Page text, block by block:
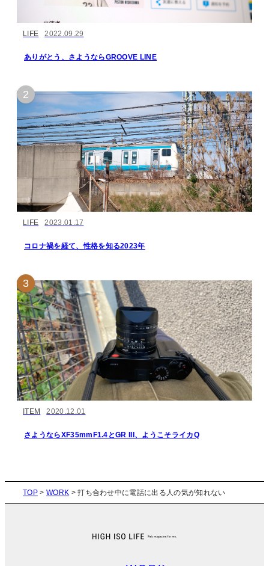
LIFE 2022.09.29
ありがとう、さようならGROOVE LINE
LIFE 2023.01.17
コロナ禍を経て、性格を知る2023年
ITEM 2020.12.01
さようならXF35mmF1.4とGR III、ようこそライカQ
TOP> WORK >打ち合わせ中に電話に出る人の気が知れない